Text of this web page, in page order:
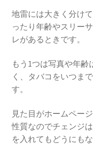
地雷には大きく分け
ったり年齢やスリー
レがあるときです。
もう1つは写真や年
く、タバコをいつま
す。
見た目がホームペー
性質なのでチェンジ
を入れてもどうにもな